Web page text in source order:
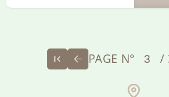
PAGE N° /